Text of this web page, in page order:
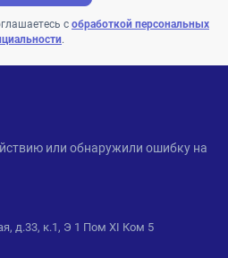
с обработкой персональных
.
или обнаружили ошибку на
д.33, к.1, Э 1 Пом XI Ком 5